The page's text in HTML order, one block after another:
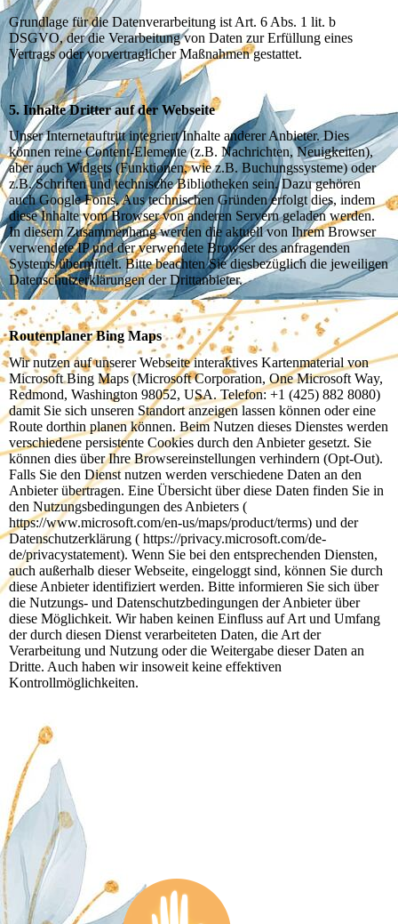
Grundlage für die Datenverarbeitung ist Art. 6 Abs. 1 lit. b
DSGVO, der die Verarbeitung von Daten zur Erfüllung eines
Vertrags oder vorvertraglicher Maßnahmen gestattet.
5. Inhalte Dritter auf der Webseite
Unser Internetauftritt integriert Inhalte anderer Anbieter. Dies
können reine Content-Elemente (z.B. Nachrichten, Neuigkeiten),
aber auch Widgets (Funktionen, wie z.B. Buchungssysteme) oder
z.B. Schriften und technische Bibliotheken sein. Dazu gehören
auch Google Fonts. Aus technischen Gründen erfolgt dies, indem
diese Inhalte vom Browser von anderen Servern geladen werden.
In diesem Zusammenhang werden die aktuell von Ihrem Browser
verwendete IP und der verwendete Browser des anfragenden
Systems übermittelt. Bitte beachten Sie diesbezüglich die jeweiligen
Datenschutzerklärungen der Drittanbieter.
Routenplaner Bing Maps
Wir nutzen auf unserer Webseite interaktives Kartenmaterial von
Microsoft Bing Maps (Microsoft Corporation, One Microsoft Way,
Redmond, Washington 98052, USA. Telefon: +1 (425) 882 8080)
damit Sie sich unseren Standort anzeigen lassen können oder eine
Route dorthin planen können. Beim Nutzen dieses Dienstes werden
verschiedene persistente Cookies durch den Anbieter gesetzt. Sie
können dies über Ihre Browsereinstellungen verhindern (Opt-Out).
Falls Sie den Dienst nutzen werden verschiedene Daten an den
Anbieter übertragen. Eine Übersicht über diese Daten finden Sie in
den Nutzungsbedingungen des Anbieters (
https://www.microsoft.com/en-us/maps/product/terms) und der
Datenschutzerklärung ( https://privacy.microsoft.com/de-
de/privacystatement). Wenn Sie bei den entsprechenden Diensten,
auch außerhalb dieser Webseite, eingeloggt sind, können Sie durch
diese Anbieter identifiziert werden. Bitte informieren Sie sich über
die Nutzungs- und Datenschutzbedingungen der Anbieter über
diese Möglichkeit. Wir haben keinen Einfluss auf Art und Umfang
der durch diesen Dienst verarbeiteten Daten, die Art der
Verarbeitung und Nutzung oder die Weitergabe dieser Daten an
Dritte. Auch haben wir insoweit keine effektiven
Kontrollmöglichkeiten.